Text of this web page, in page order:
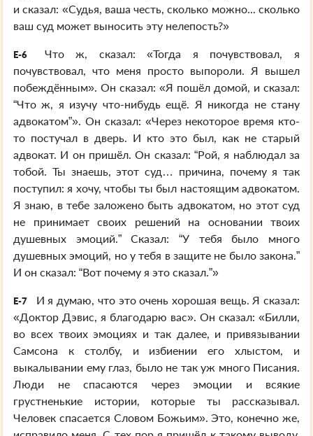
и сказал: «Судья, ваша честь, сколько можно... сколько
ваш суд может выносить эту нелепость?»
E-6
Что ж, сказал: «Тогда я почувствовал, я
почувствовал, что меня просто выпороли. Я вышел
побеждённым». Он сказал: «Я пошёл домой, и сказал:
“Что ж, я изучу что-нибудь ещё. Я никогда не стану
адвокатом”». Он сказал: «Через некоторое время кто-
то постучал в дверь. И кто это был, как не старый
адвокат. И он пришёл. Он сказал: “Рой, я наблюдал за
тобой. Ты знаешь, этот суд… причина, почему я так
поступил: я хочу, чтобы ты был настоящим адвокатом.
Я знаю, в тебе заложено быть адвокатом, но этот суд
не принимает своих решений на основании твоих
душевных эмоций.” Сказал: “У тебя было много
душевных эмоций, но у тебя в защите не было закона.”
И он сказал: “Вот почему я это сказал.”»
E-7
И я думаю, что это очень хорошая вещь. Я сказал:
«Доктор Дэвис, я благодарю вас». Он сказал: «Билли,
во всех твоих эмоциях и так далее, и привязывании
Самсона к столбу, и избиении его хлыстом, и
выкалывании ему глаз, было не так уж много Писания.
Люди не спасаются через эмоции и всякие
грустненькие истории, которые ты рассказывал.
Человек спасается Словом Божьим». Это, конечно же,